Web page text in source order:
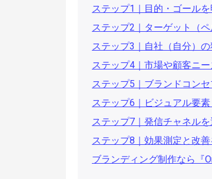
ステップ1｜目的・ゴール
ステップ2｜ターゲット（
ステップ3｜自社（自分）
ステップ4｜市場や顧客ニ
ステップ5｜ブランドコン
ステップ6｜ビジュアル要
ステップ7｜発信チャネル
ステップ8｜効果測定と改善
ブランディング制作なら『